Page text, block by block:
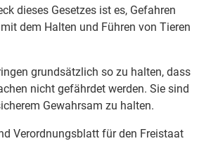
dieses Gesetzes ist es, Gefahren
dem Halten und Führen von Tieren
grundsätzlich so zu halten, dass
nicht gefährdet werden. Sie sind
Gewahrsam zu halten.
Verordnungsblatt für den Freistaat